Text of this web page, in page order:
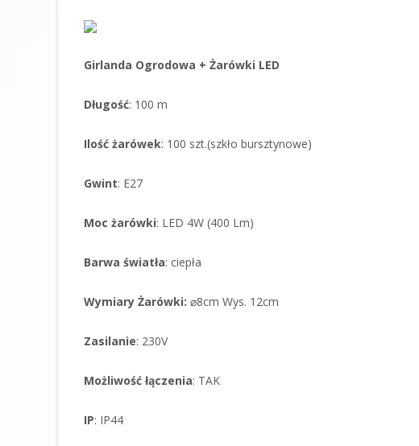
Girlanda Ogrodowa + Żarówki LED
Długość: 100 m
Ilość żarówek: 100 szt.(szkło bursztynowe)
Gwint: E27
Moc żarówki: LED 4W (400 Lm)
Barwa światła: ciepła
Wymiary Żarówki: ⌀8cm Wys. 12cm
Zasilanie: 230V
Możliwość łączenia: TAK
IP: IP44